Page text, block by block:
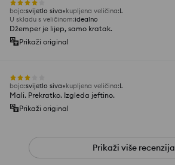
boja:svijetlo siva kupljena veličina:L
U skladu s veličinom:idealno
Džemper je lijep, samo kratak.
Prikaži original
boja:svijetlo siva kupljena veličina:L
Mali. Prekratko. Izgleda jeftino.
Prikaži original
Prikaži više recenzija